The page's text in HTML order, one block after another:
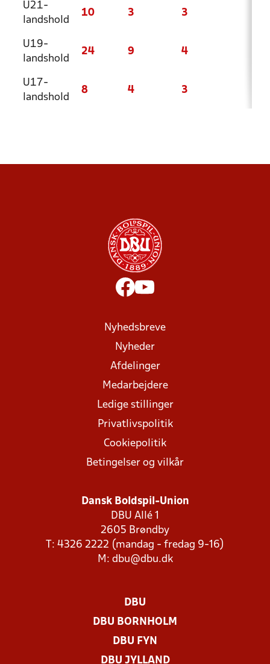
U21-
landshold
10 3 3
U19-
landshold
24 9 4
U17-
landshold
8 4 3
Nyhedsbreve
Nyheder
Afdelinger
Medarbejdere
Ledige stillinger
Privatlivspolitik
Cookiepolitik
Betingelser og vilkår
Dansk Boldspil-Union
DBU Allé 1
2605 Brøndby
T: 4326 2222 (mandag - fredag 9-16)
M: dbu@dbu.dk
DBU
DBU BORNHOLM
DBU FYN
DBU JYLLAND